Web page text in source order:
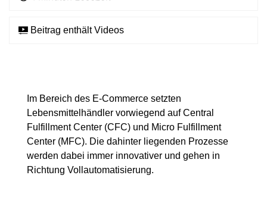
Beitrag enthält Videos
Im Bereich des E-Commerce setzten
Lebensmittelhändler vorwiegend auf Central
Fulfillment Center (CFC) und Micro Fulfillment
Center (MFC). Die dahinter liegenden Prozesse
werden dabei immer innovativer und gehen in
Richtung Vollautomatisierung.